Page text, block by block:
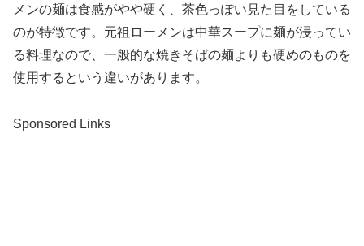
メンの麺は食感がやや硬く、茶色っぽい見た目をしている
のが特徴です。元祖ローメンは中華スープに麺が浸ってい
る料理なので、一般的な焼きそばの麺よりも硬めのものを
使用するという違いがあります。
Sponsored Links